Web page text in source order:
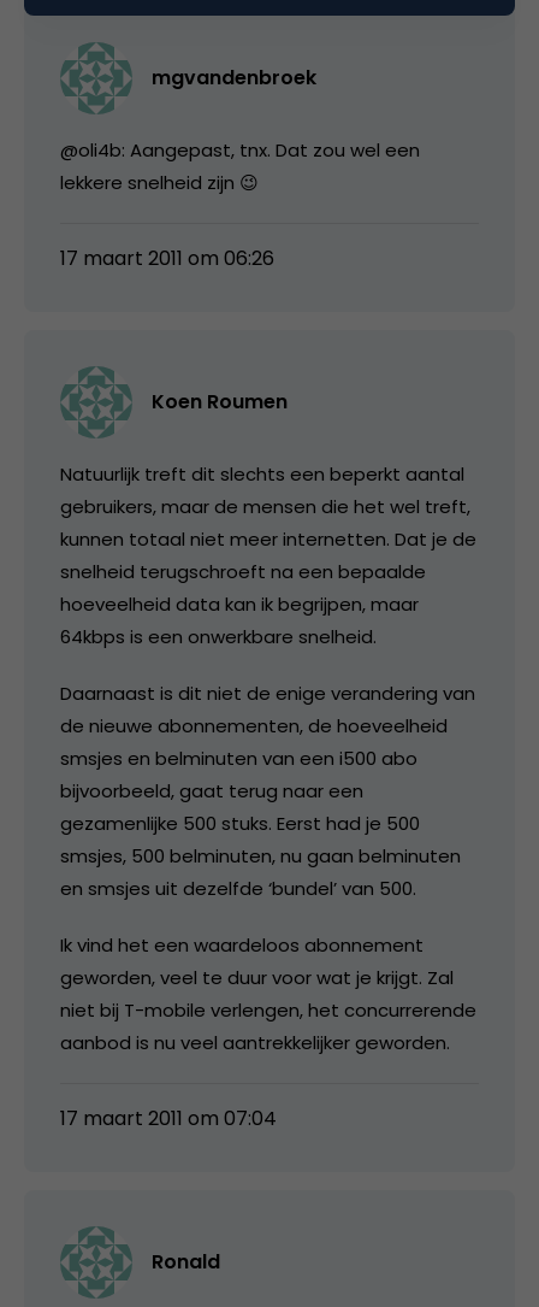
mgvandenbroek
@oli4b: Aangepast, tnx. Dat zou wel een
lekkere snelheid zijn 😉
17 maart 2011 om 06:26
Koen Roumen
Natuurlijk treft dit slechts een beperkt aantal
gebruikers, maar de mensen die het wel treft,
kunnen totaal niet meer internetten. Dat je de
snelheid terugschroeft na een bepaalde
hoeveelheid data kan ik begrijpen, maar
64kbps is een onwerkbare snelheid.
Daarnaast is dit niet de enige verandering van
de nieuwe abonnementen, de hoeveelheid
smsjes en belminuten van een i500 abo
bijvoorbeeld, gaat terug naar een
gezamenlijke 500 stuks. Eerst had je 500
smsjes, 500 belminuten, nu gaan belminuten
en smsjes uit dezelfde ‘bundel’ van 500.
Ik vind het een waardeloos abonnement
geworden, veel te duur voor wat je krijgt. Zal
niet bij T-mobile verlengen, het concurrerende
aanbod is nu veel aantrekkelijker geworden.
17 maart 2011 om 07:04
Ronald